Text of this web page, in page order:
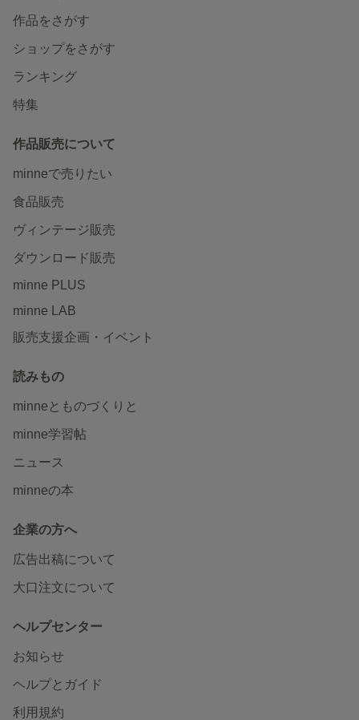
作品をさがす
ショップをさがす
ランキング
特集
作品販売について
minneで売りたい
食品販売
ヴィンテージ販売
ダウンロード販売
minne PLUS
minne LAB
販売支援企画・イベント
読みもの
minneとものづくりと
minne学習帖
ニュース
minneの本
企業の方へ
広告出稿について
大口注文について
ヘルプセンター
お知らせ
ヘルプとガイド
利用規約